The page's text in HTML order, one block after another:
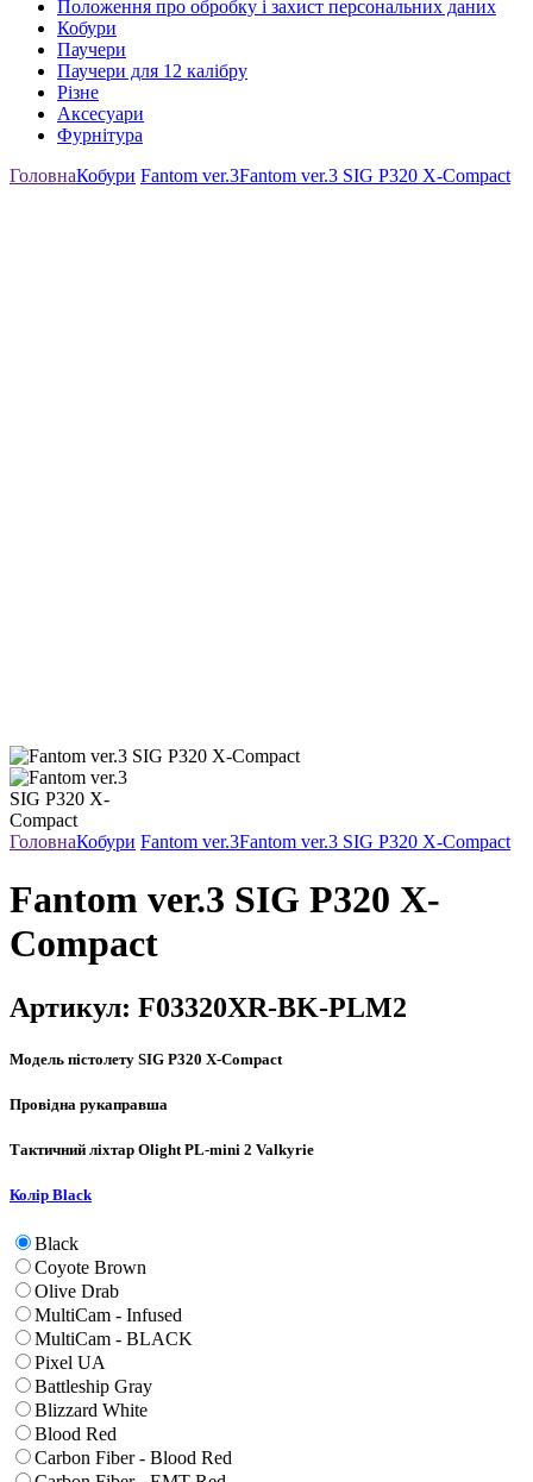
Положення про обробку і захист персональних даних
Кобури
Паучери
Паучери для 12 калібру
Різне
Аксесуари
Фурнітура
ГоловнаКобури Fantom ver.3Fantom ver.3 SIG P320 X-Compact
ГоловнаКобури Fantom ver.3Fantom ver.3 SIG P320 X-Compact
Fantom ver.3 SIG P320 X-
Compact
Артикул: F03320XR-BK-PLM2
Модель пістолету SIG P320 X-Compact
Провідна рукаправша
Тактичний ліхтар Olight PL-mini 2 Valkyrie
Колір Black
Black
Coyote Brown
Olive Drab
MultiCam - Infused
MultiCam - BLACK
Pixel UA
Battleship Gray
Blizzard White
Blood Red
Carbon Fiber - Blood Red